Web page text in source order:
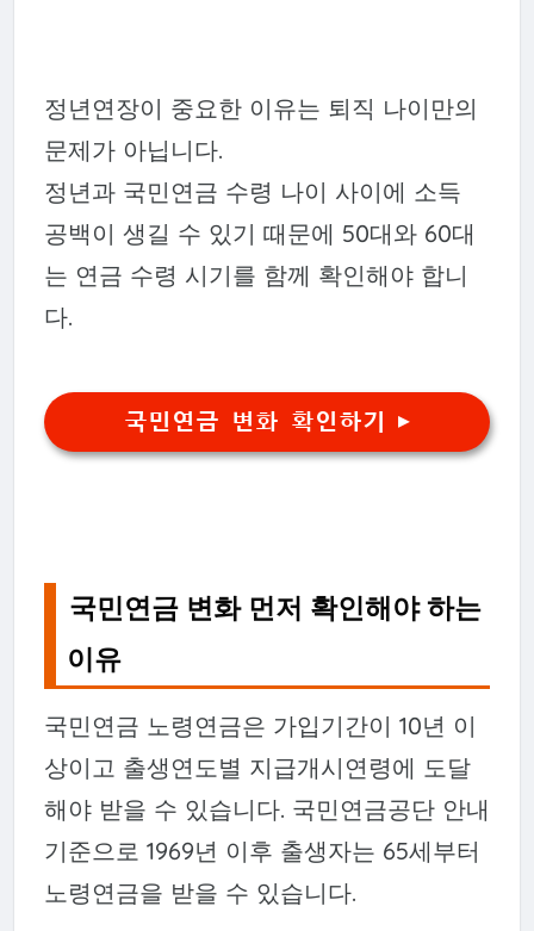
정년연장이 중요한 이유는 퇴직 나이만의
문제가 아닙니다.
정년과 국민연금 수령 나이 사이에 소득
공백이 생길 수 있기 때문에 50대와 60대
는 연금 수령 시기를 함께 확인해야 합니
다.
국민연금 변화 확인하기 ▶
국민연금 변화 먼저 확인해야 하는
이유
국민연금 노령연금은 가입기간이 10년 이
상이고 출생연도별 지급개시연령에 도달
해야 받을 수 있습니다. 국민연금공단 안내
기준으로 1969년 이후 출생자는 65세부터
노령연금을 받을 수 있습니다.